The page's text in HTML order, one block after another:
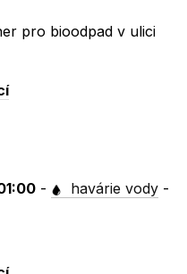
pro bioodpad v ulici
- havárie vody -